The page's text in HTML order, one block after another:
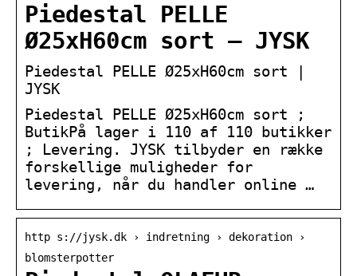
Piedestal PELLE
Ø25xH60cm sort – JYSK
Piedestal PELLE Ø25xH60cm sort |
JYSK
Piedestal PELLE Ø25xH60cm sort ;
ButikPå lager i 110 af 110 butikker
; Levering. JYSK tilbyder en række
forskellige muligheder for
levering, når du handler online …
http s://jysk.dk › indretning › dekoration ›
blomsterpotter